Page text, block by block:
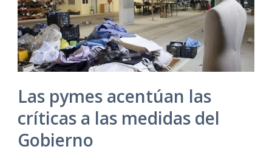
Las pymes acentúan las
críticas a las medidas del
Gobierno